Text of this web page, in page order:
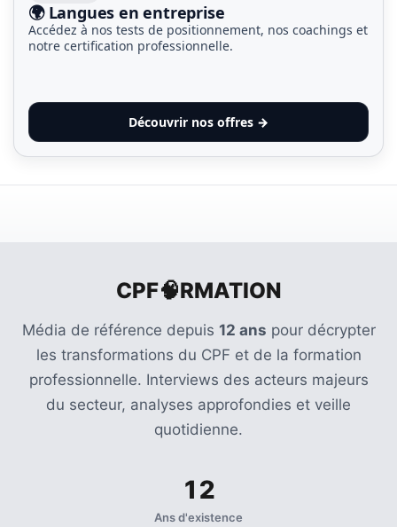
🌍 Langues en entreprise
Accédez à nos tests de positionnement, nos coachings et
notre certification professionnelle.
Découvrir nos offres →
CPF🧠RMATION
Média de référence depuis 12 ans pour décrypter
les transformations du CPF et de la formation
professionnelle. Interviews des acteurs majeurs
du secteur, analyses approfondies et veille
quotidienne.
12
Ans d'existence